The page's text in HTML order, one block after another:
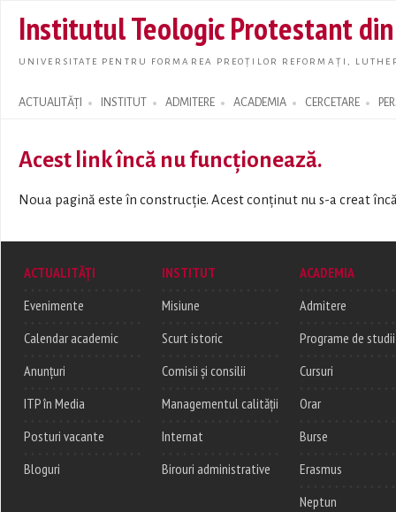
main
Institutul Teologic Protestant
UNIVERSITATE PENTRU FORMAREA PREOȚILOR REFORMAȚI,
ACTUALITĂȚI INSTITUT ADMITERE ACADEMIA CERCETARE
Search form
Acest link încă nu funcționează.
Noua pagină este în construcție. Acest conținut nu s-a creat
ACTUALITĂȚI
Evenimente
Calendar academic
Anunțuri
ITP în Media
Posturi vacante
Bloguri
INSTITUT
Misiune
Scurt istoric
Comisii și consilii
Managementul calității
Internat
Birouri administrative
ACADEMIA
Admitere
Programe de studii
Cursuri
Orar
Burse
Erasmus
Neptun